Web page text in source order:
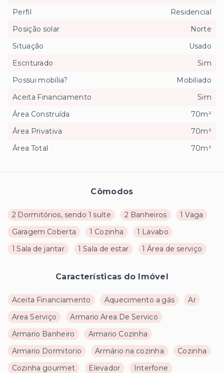
Cômodos
2 Dormitórios, sendo 1 suíte 2 Banheiros
1 Vaga
Garagem Coberta
1 Cozinha
1 Lavabo
1 Sala de jantar
1 Sala de estar 1 Área de serviço
Características do Imóvel
Aceita Financiamento Aquecimento a gás
Ar
Area Serviço
Armario Area De Servico
Armario Banheiro
Armario Cozinha
Armario Dormitorio
Armário na cozinha
Cozinha
Cozinha gourmet
Elevador
Interfone
Perfil
Residencial
Posição solar
Norte
Situação
Usado
Escriturado
Sim
Possui mobília?
Mobiliado
Aceita Financiamento
Sim
Área Construída
70m²
Área Privativa
70m²
Área Total
70m²